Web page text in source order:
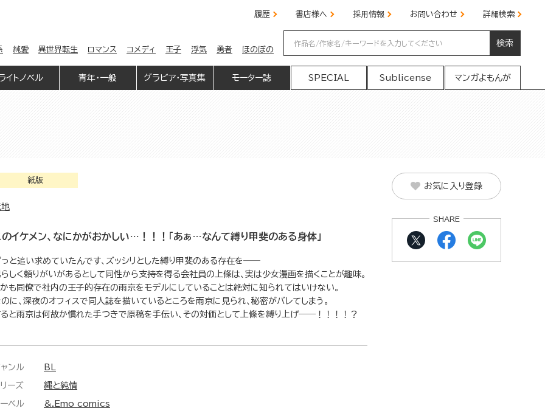
履歴 書店様へ 採用情報 お問い合わせ 詳細検索
純愛 異世界転生 ロマンス コメディ 王子 浮気 勇者 ほのぼの
検索
イトノベル 青年・一般 グラビア・写真集 モーター誌 SPECIAL Sublicense マンガよもんが
紙版
のイケメン、なにかがおかしい…！！！「あぁ…なんて縛り甲斐のある身体」
と追い求めていたんです、ズッシリとした縛り甲斐のある存在を――
しく頼りがいがあるとして同性から支持を得る会社員の上條は、実は少女漫画を描くことが趣味。
も同僚で社内の王子的存在の雨京をモデルにしていることは絶対に知られてはいけない。
に、深夜のオフィスで同人誌を描いているところを雨京に見られ、秘密がバレてしまう。
と雨京は何故か慣れた手つきで原稿を手伝い、その対価として上條を縛り上げ――！！！！？
ンル BL
ーズ 縄と純情
ベル &.Emo comics
お気に入り登録
SHARE